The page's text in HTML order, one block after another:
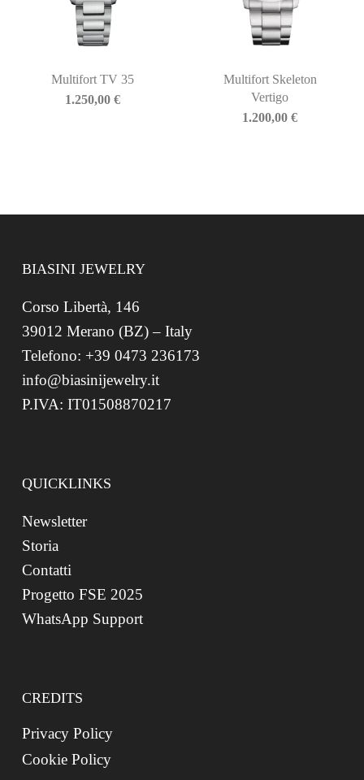
Multifort TV 35
1.250,00 €
Multifort Skeleton
Vertigo
1.200,00€
BIASINI JEWELRY
Corso Libertà, 146
39012 Merano (BZ) – Italy
Telefono: +39 0473 236173
info@biasinijewelry.it
P.IVA: IT01508870217
QUICKLINKS
Newsletter
Storia
Contatti
Progetto FSE 2025
WhatsApp Support
CREDITS
Privacy Policy
Cookie Policy